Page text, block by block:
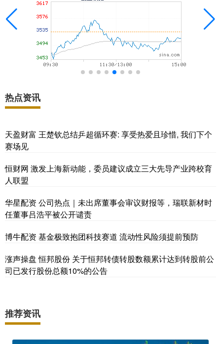
热点资讯
天盈财富 王楚钦总结乒超循环赛: 享受热爱且珍惜, 我们下个
赛场见
恒财网 激发上海新动能，委员建议成立三大先导产业跨校育
人联盟
华星配资 公司热点｜未出席董事会审议财报等，瑞联新材时
任董事吕浩平被公开谴责
博牛配资 基金极致抱团科技赛道 流动性风险须提前预防
涨声操盘 恒邦股份 关于恒邦转债转股数额累计达到转股前公
司已发行股份总额10%的公告
推荐资讯